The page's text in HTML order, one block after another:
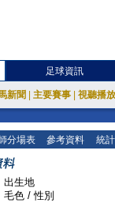
足球資訊
新聞 主要賽事 視聽播
分場表 參考資料 統
出生地
毛色 / 性別